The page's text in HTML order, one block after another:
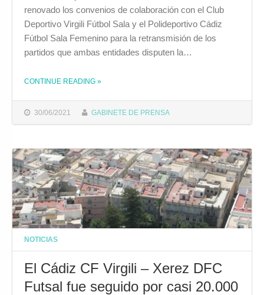
30/06/2021 GABINETE DE PRENSA
renovado los convenios de colaboración con el Club
Deportivo Virgili Fútbol Sala y el Polideportivo Cádiz
Fútbol Sala Femenino para la retransmisión de los
partidos que ambas entidades disputen la…
CONTINUE READING
THE "ONDA CÁDIZ RTV RETRANSMITIRÁ LOS PARTIDOS DE FÚTBOL SALA QUE DISPUTEN EN LA CIUDAD EL CD VIRGILI Y EL POLIDEPORTIVO FEMENINO"
»
NOTICIAS
El Cádiz CF Virgili – Xerez DFC
Futsal fue seguido por casi 20.000